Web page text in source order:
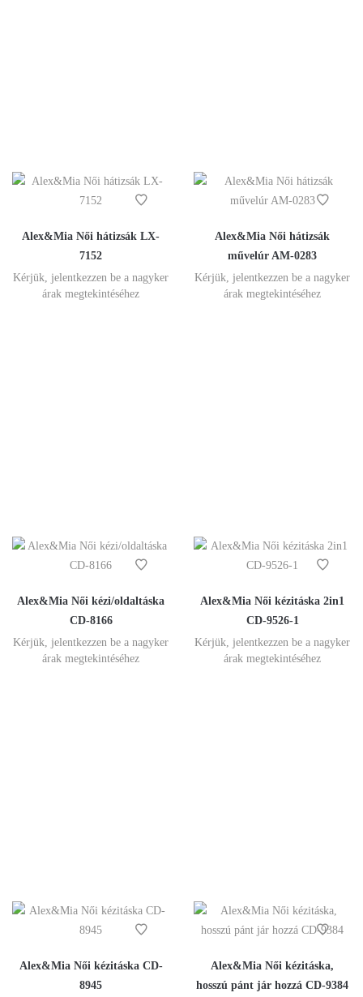
Alex&Mia Női hátizsák LX-
7152
Kérjük, jelentkezzen be a nagyker
árak megtekintéséhez
Alex&Mia Női hátizsák
művelúr AM-0283
Kérjük, jelentkezzen be a nagyker
árak megtekintéséhez
Alex&Mia Női kézi/oldaltáska
CD-8166
Kérjük, jelentkezzen be a nagyker
árak megtekintéséhez
Alex&Mia Női kézitáska 2in1
CD-9526-1
Kérjük, jelentkezzen be a nagyker
árak megtekintéséhez
Alex&Mia Női kézitáska CD-
8945
Alex&Mia Női kézitáska,
hosszú pánt jár hozzá CD-9384